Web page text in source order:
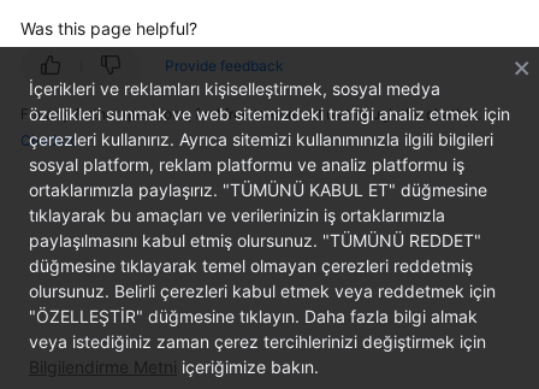
API
Reference
SDK
Reference
FAQs
Price
Details
Glossary
Was this page helpful?
Provide feedback
For any further questions, feel free to contact us through the chatbot.
Chatbot
İçerikleri ve reklamları kişiselleştirmek, sosyal medya
özellikleri sunmak ve web sitemizdeki trafiği analiz etmek için
çerezleri kullanırız. Ayrıca sitemizi kullanımınızla ilgili bilgileri
sosyal platform, reklam platformu ve analiz platformu iş
ortaklarımızla paylaşırız. "TÜMÜNÜ KABUL ET" düğmesine
tıklayarak bu amaçları ve verilerinizin iş ortaklarımızla
paylaşılmasını kabul etmiş olursunuz. "TÜMÜNÜ REDDET"
düğmesine tıklayarak temel olmayan çerezleri reddetmiş
olursunuz. Belirli çerezleri kabul etmek veya reddetmek için
"ÖZELLEŞTİR" düğmesine tıklayın. Daha fazla bilgi almak
veya istediğiniz zaman çerez tercihlerinizi değiştirmek için
Bilgilendirme Metni içeriğimize bakın.